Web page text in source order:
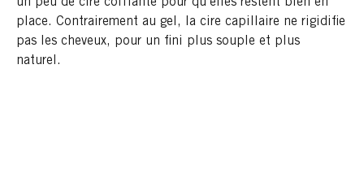
place. Contrairement au gel, la cire capillaire ne rigidifie
pas les cheveux, pour un fini plus souple et plus
naturel.